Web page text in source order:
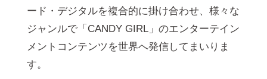
ード・デジタルを複合的に掛け合わせ、様々な
ジャンルで「CANDY GIRL」のエンターテイン
メントコンテンツを世界へ発信してまいりま
す。